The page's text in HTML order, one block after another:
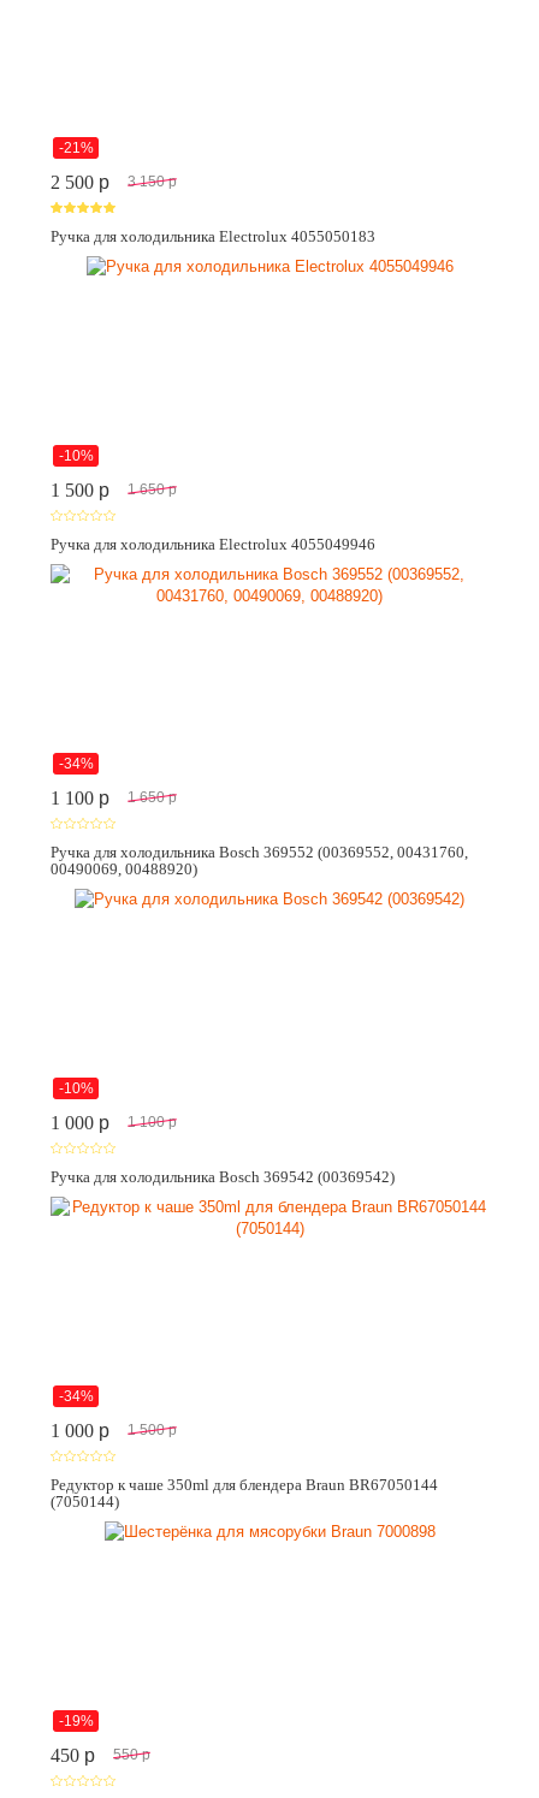
-21%
2 500 p 3 150 p
Ручка для холодильника Electrolux 4055050183
-10%
1 500 p 1 650 p
Ручка для холодильника Electrolux 4055049946
-34%
1 100 p 1 650 p
Ручка для холодильника Bosch 369552 (00369552, 00431760,
00490069, 00488920)
-10%
1 000 p 1 100 p
Ручка для холодильника Bosch 369542 (00369542)
-34%
1 000 p 1 500 p
Редуктор к чаше 350ml для блендера Braun BR67050144
(7050144)
-19%
450 p 550 p